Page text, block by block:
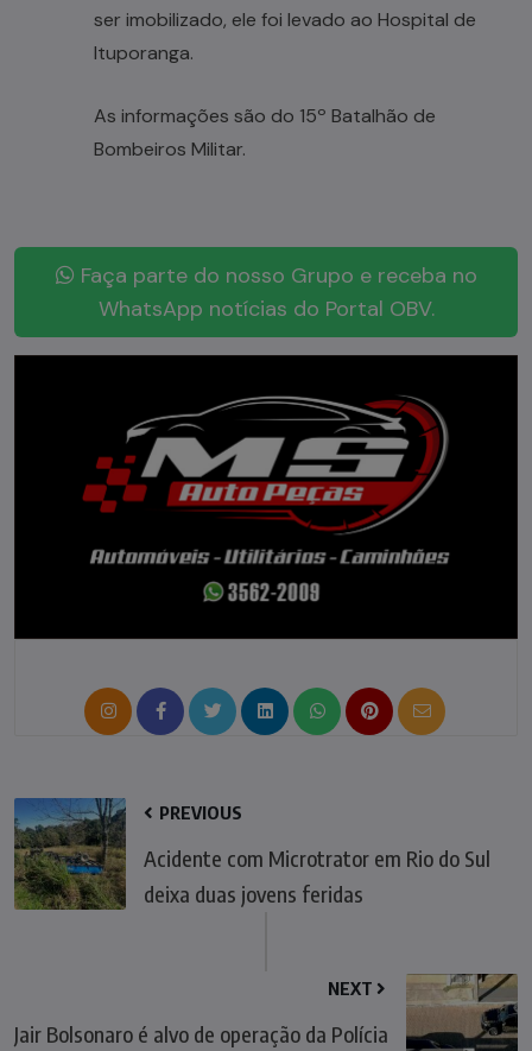
ser imobilizado, ele foi levado ao Hospital de
Ituporanga.
As informações são do 15º Batalhão de
Bombeiros Militar.
Faça parte do nosso Grupo e receba no
WhatsApp notícias do Portal OBV.
PREVIOUS
Acidente com Microtrator em Rio do Sul
deixa duas jovens feridas
NEXT
Jair Bolsonaro é alvo de operação da Polícia